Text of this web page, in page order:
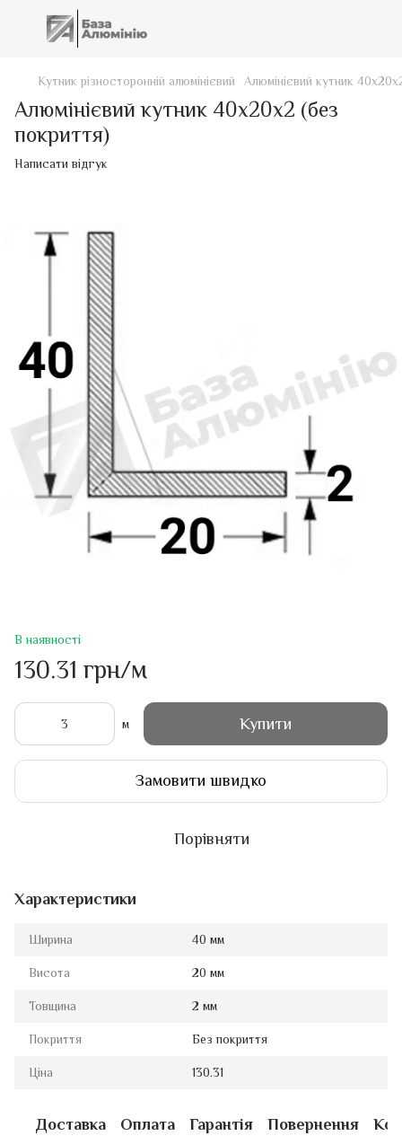
Кутник різносторонній алюмінієвий Алюмінієвий кутник
Алюмінієвий кутник 40х20х2 (без
покриття)
Написати відгук
В наявності
130.31 грн/м
м Купити
Замовити швидко
Порівняти
Характеристики
Ширина 40 мм
Висота 20 мм
Товщина 2 мм
Покриття Без покриття
Ціна 130.31
Доставка Оплата Гарантія Повернення